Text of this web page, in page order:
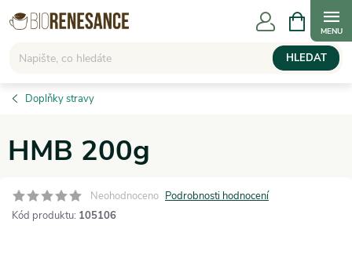
Přejít
na
HLEDAT
NÁKUPNÍ
KOŠÍK
Doplňky stravy
HMB 200g
Neohodnoceno Podrobnosti hodnocení
Kód produktu: 105106